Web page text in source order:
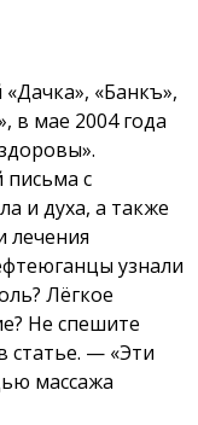
«Банкъ»,
в мае 2004 года
письма с
и духа, а также
лечения
узнали
Лёгкое
Не спешите
статье. — «Эти
массажа